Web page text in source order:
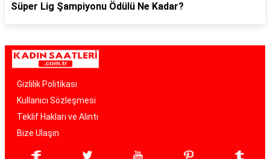
Süper Lig Şampiyonu Ödülü Ne Kadar?
Gizlilik Politikası
Kullanıcı Sözleşmesi
Teklif Hakları ve Alıntı
Bize Ulaşın